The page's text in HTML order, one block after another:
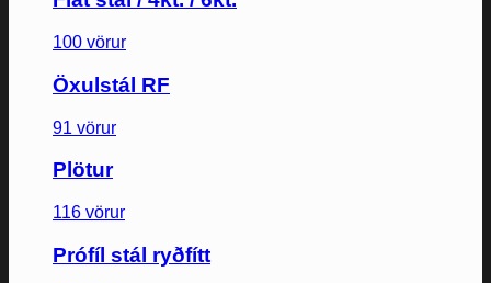
100 vörur
Öxulstál RF
91 vörur
Plötur
116 vörur
Prófíl stál ryðfítt